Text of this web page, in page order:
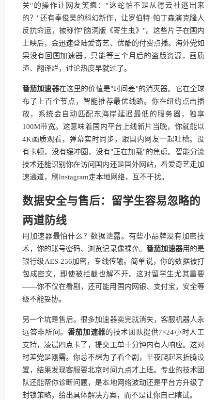
关"的操作让网友笑疯："这蛇怕不是从德云社逃出来
的？"还有奉俊昊的科幻新作，让罗伯特·帕丁森演克隆人
反抗命运，被称作"脑洞版《寄生虫》"。这些片子在国内
上映后，会迅速登陆爱奇艺、优酷的付费点播。海外党如
果没有回国加速器，只能等三个月后的盗版资源，画质
渣、翻译烂，讨论热度早就过了。
番茄加速器在这里的价值是"时间差"的消灭器。它在全球
布了上百个节点，智能推荐最优线路。你在纽约点击播
放，系统会自动匹配东海岸延迟最低的服务器，独享
100M带宽。这意味着国内平台上线新片当晚，你就能以
4K画质观看，弹幕实时同步，跟国内网友一起吐槽。没
有卡顿，没有缓冲圈，没有"正在加载"的焦虑。智能分流
技术还能识别你在访问国内还是国外网站，看爱奇艺走加
速通道，刷Instagram走本地网络，互不干扰。
数据安全与售后：留学生容易忽略的
两道防线
用加速器最怕什么？数据泄露。有些小品牌没有加密技
术，你的账号密码、浏览记录像裸奔。 番茄加速器用的是
银行级AES-256加密，专线传输。简单说，你的数据被打
包成密文，即使被拦截也解不开。这对留学生尤其重要
——你不仅在看剧，还可能用国内网银、支付宝，安全等
级不能妥协。
另一个坑是售后。很多加速器卖完就消失，客服机器人永
远答非所问。 番茄加速器的技术团队提供7×24小时人工
支持，凌晨四点卡了，提交工单十分钟内有人响应。这对
时差党是刚需。你总不想为了看个剧，半夜爬起来折腾设
置，结果发现客服要北京时间九点才上班。专业的技术团
队还能帮你诊断问题，是本地网络波动还是平台方升级了
封锁策略，给出具体解决方案，而不是让你自己瞎试。